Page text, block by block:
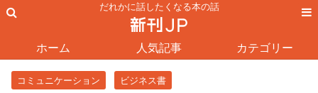
だれかに話したくなる本の話
ホーム 人気記事 カテゴリー
コミュニケーション ビジネス書